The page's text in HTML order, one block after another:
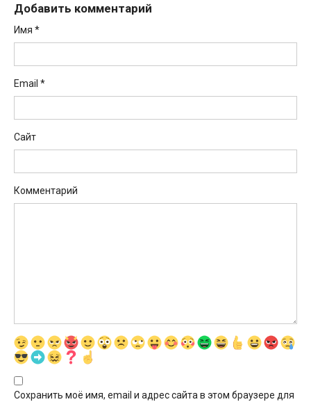
Добавить комментарий
Имя *
Email *
Сайт
Комментарий
Сохранить моё имя, email и адрес сайта в этом браузере для